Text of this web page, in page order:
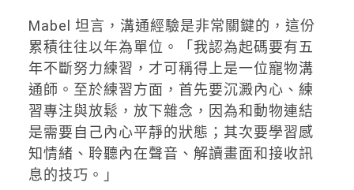
Mabel 坦言，溝通經驗是非常關鍵的，這份
累積往往以年為單位。「我認為起碼要有五
年不斷努力練習，才可稱得上是一位寵物溝
通師。至於練習方面，首先要沉澱內心、練
習專注與放鬆，放下雜念，因為和動物連結
是需要自己內心平靜的狀態；其次要學習感
知情緒、聆聽內在聲音、解讀畫面和接收訊
息的技巧。」